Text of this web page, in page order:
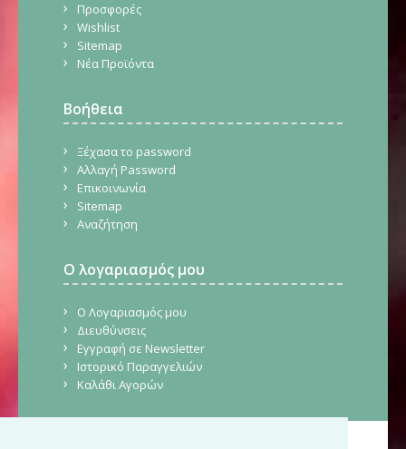
Προσφορές
Wishlist
Sitemap
Νέα Προϊόντα
Βοήθεια
Ξέχασα το password
Αλλαγή Password
Επικοινωνία
Sitemap
Αναζήτηση
Ο λογαριασμός μου
Ο Λογαριασμός μου
Διευθύνσεις
Εγγραφή σε Newsletter
Ιστορικό Παραγγελιών
Καλάθι Αγορών